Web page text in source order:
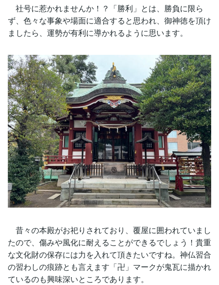
社号に惹かれませんか！？「勝利」とは、勝負に限ら
ず、色々な事象や場面に適合すると思われ、御神徳を頂け
ましたら、運勢が有利に導かれるように思います。
昔々の本殿がお祀りされており、覆屋に囲われていまし
たので、傷みや風化に耐えることができるでしょう！貴重
な文化財の保存には力を入れて頂きたいですね。神仏習合
の習わしの痕跡とも言えます「卍」マークが鬼瓦に描かれ
ているのも興味深いところであります。